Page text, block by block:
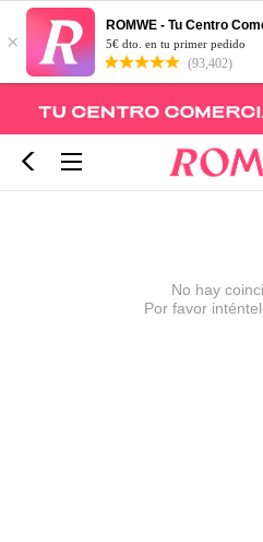
×
ROMWE - Tu Centro
5€ dto. en tu primer pedido
(93,402)
No hay
Por favor